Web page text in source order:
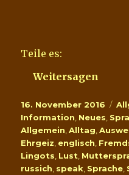
Teile es:
Weitersagen
Veröffentlicht
am
16. November 2016
Information, Neues,
Allgemein,Alltag,
Ehrgeiz, englisch,
Lingots, Lust,
russich, speak, Sprache,